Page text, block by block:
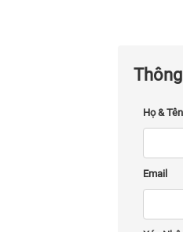
Họ & Tên
Email